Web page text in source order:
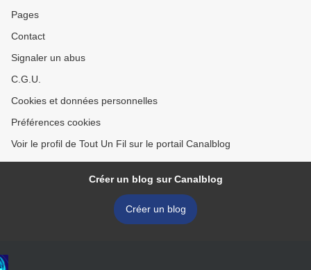
Pages
Contact
Signaler un abus
C.G.U.
Cookies et données personnelles
Préférences cookies
Voir le profil de Tout Un Fil sur le portail Canalblog
Créer un blog sur Canalblog
Créer un blog